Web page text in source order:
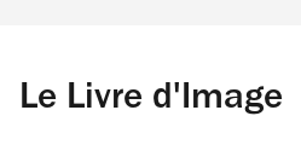
Le Livre d'Image